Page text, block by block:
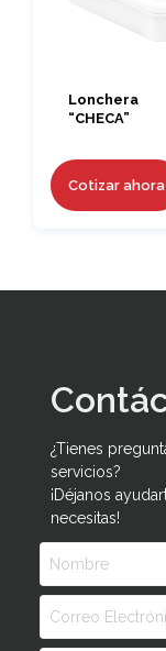
Lonchera
“CHECA”
Cotizar ahora
¿Tienes
servicios?
¡Déjanos
necesitas!